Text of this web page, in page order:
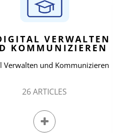
VERWALTEN
KOMMUNIZIEREN
Verwalten und Kommunizieren
26 ARTICLES